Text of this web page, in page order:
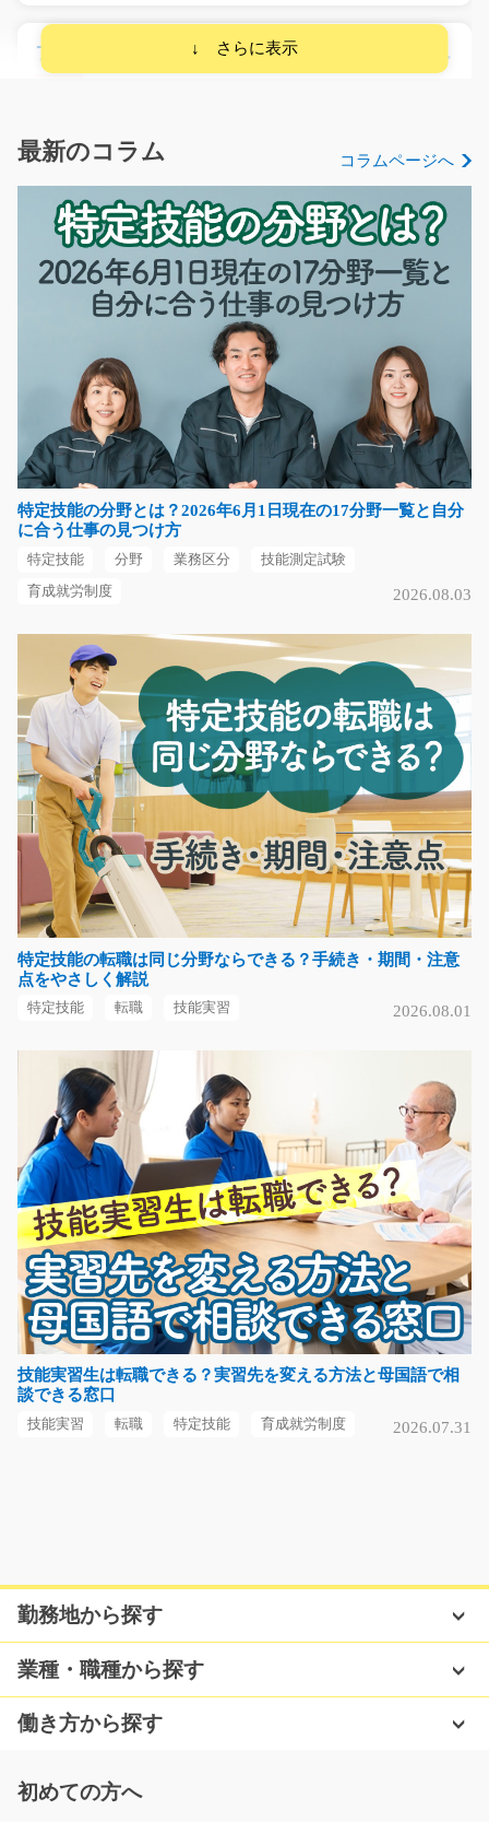
フォークリフトでトラックへの積み込み/y01_0059
の整理や仕分けはリー…
時給1300円～
愛知県東海市
気になる
(女性活躍)カーテンのかんたんな組立/y04_00266
弊社スタッフさんも大活躍中！！皆さんに大人気の軽作
業です♪ブラインドカ…
長期（3ヶ月以上）
時給1050円
栃木県佐野市
気になる
ネジの箱詰め作業(冷暖房完備で快適)/y03_00135
女性の方も中高年の方も大活躍中の職場♪工業用ネジを製
造している企業さん…
長期（3ヶ月以上）
時給1000円～
福岡県うきは市
気になる
デイサービスで看護師業務/g04_01534
急募
元気なご利用者様と一緒に楽しく！ デイサービスでの軽
長期（3ヶ月以上）
時給1700円～2125円
滋賀県草津市
気になる
人気食品や飲料、日用品のピッキング業務/i02_00
778
スーパーに売ってるあの商品のピッキング！コツコツと
自分のペースで働け…
長期（3ヶ月以上）
時給1130円
大阪府茨木市
【冷暖房完備】手のひらサイズの金属部品のカンタンな
長期（3ヶ月以上）
時給1000円～
福岡県福津市
最新のコラム コラムページへ
特定技能の分野とは？2026年6月1日現在の17分野一覧と自分
に合う仕事の見つけ方
特定技能 分野 業務区分 技能測定試験
育成就労制度 2026.08.03
特定技能の転職は同じ分野ならできる？手続き・期間・注意
点をやさしく解説
特定技能 転職 技能実習 2026.08.01
技能実習生は転職できる？実習先を変える方法と母国語で相
談できる窓口
技能実習 転職 特定技能 育成就労制度 2026.07.31
勤務地から探す
業種・職種から探す
働き方から探す
初めての方へ